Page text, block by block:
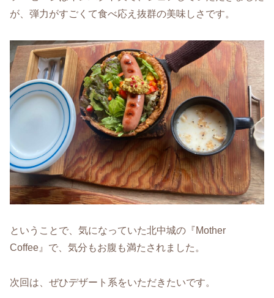
が、弾力がすごくて食べ応え抜群の美味しさです。
ということで、気になっていた北中城の『Mother
Coffee』で、気分もお腹も満たされました。
次回は、ぜひデザート系をいただきたいです。